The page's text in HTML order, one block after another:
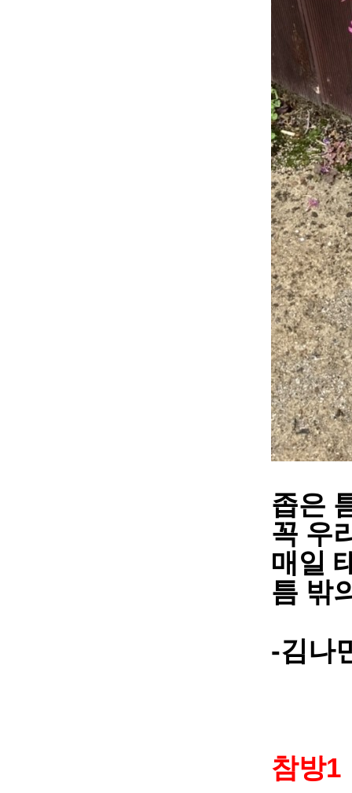
좁은
꼭 우
매일
틈 밖
-김나
참방1